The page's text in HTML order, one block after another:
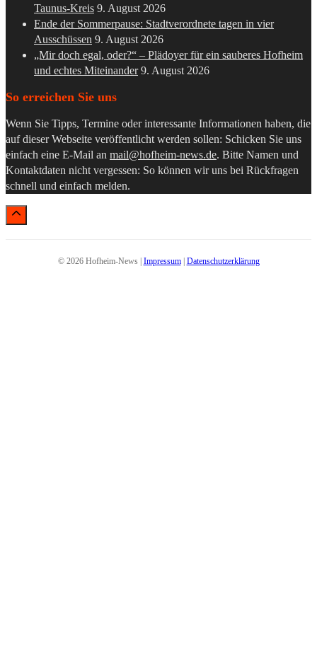
Taunus-Kreis 9. August 2026
Ende der Sommerpause: Stadtverordnete tagen in vier
Ausschüssen 9. August 2026
„Mir doch egal, oder?“ – Plädoyer für ein sauberes Hofheim
und echtes Miteinander 9. August 2026
So erreichen Sie uns
Wenn Sie Tipps, Termine oder interessante Informationen haben, die
auf dieser Webseite veröffentlicht werden sollen: Schicken Sie uns
einfach eine E-Mail an mail@hofheim-news.de. Bitte Namen und
Kontaktdaten nicht vergessen: So können wir uns bei Rückfragen
schnell und einfach melden.
© 2026 Hofheim-News | Impressum| Datenschutzerklärung